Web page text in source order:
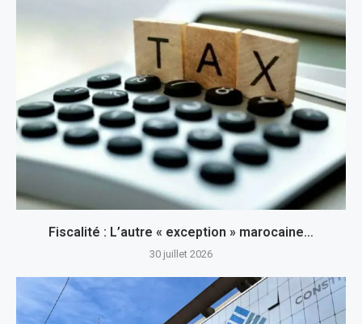
Fiscalité : L’autre « exception » marocaine…
30 juillet 2026